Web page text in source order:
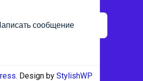
сообщение
. Design by StylishWP